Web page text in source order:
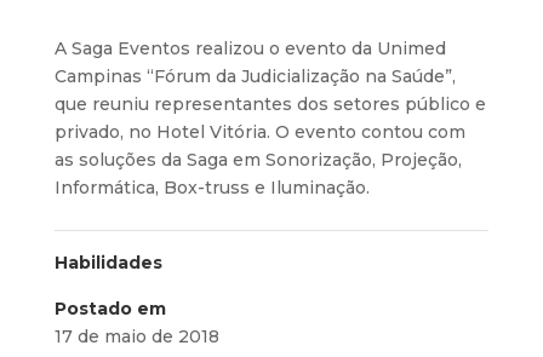
A Saga Eventos realizou o evento da Unimed
Campinas “Fórum da Judicialização na Saúde”,
que reuniu representantes dos setores público e
privado, no Hotel Vitória. O evento contou com
as soluções da Saga em Sonorização, Projeção,
Informática, Box-truss e Iluminação.
Habilidades
Postado em
17 de maio de 2018